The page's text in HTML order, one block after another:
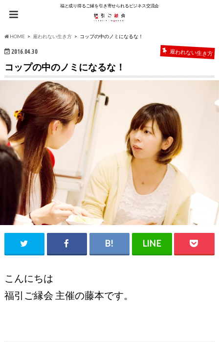
福と成り得るご縁を引き寄せられるビジネス交流会
HOME 雇われない生き方 コップの中のノミになるな！
2016.04.30 雇われない生き方
コップの中のノミになるな！
こんにちは
福引ご縁会 主催の藤本です。